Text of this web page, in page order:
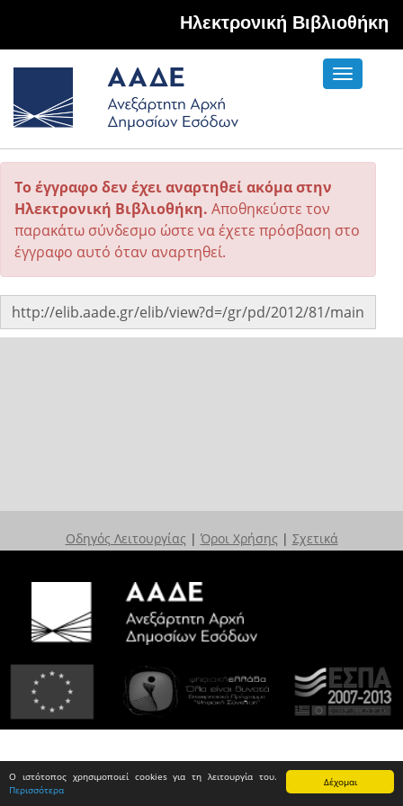
Δέχομαι
Ο ιστότοπος χρησιμοποιεί cookies για τη λειτουργία του.
Περισσότερα
Hλεκτρονική Βιβλιοθήκη
Toggle
Το έγγραφο δεν έχει αναρτηθεί ακόμα στην
Ηλεκτρονική Βιβλιοθήκη. Αποθηκεύστε τον
παρακάτω σύνδεσμο ώστε να έχετε πρόσβαση στο
έγγραφο αυτό όταν αναρτηθεί.
Οδηγός Λειτουργίας | Όροι Χρήσης | Σχετικά